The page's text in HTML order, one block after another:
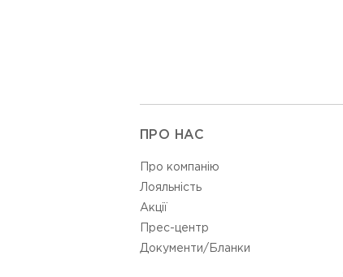
ПРО НАС
Про компанію
Лояльність
Акції
Прес-центр
Документи/Бланки